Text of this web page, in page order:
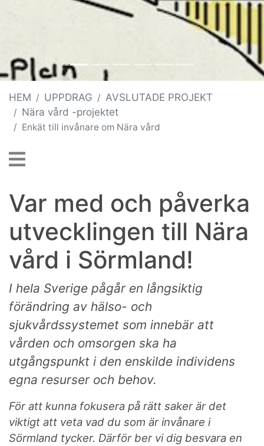
HEM UPPDRAG
AVSLUTADE PROJEKT
Nära vård -projektet
Enkät till invånare om Nära vård
Var med och påverka
utvecklingen till Nära
vård i Sörmland!
I hela Sverige pågår en långsiktig
förändring av hälso- och
sjukvårdssystemet som innebär att
vården och omsorgen ska ha
utgångspunkt i den enskilde individens
egna resurser och behov.
För att kunna fokusera på rätt saker är det
viktigt att veta vad du som är invånare i
Sörmland tycker. Därför ber vi dig besvara en